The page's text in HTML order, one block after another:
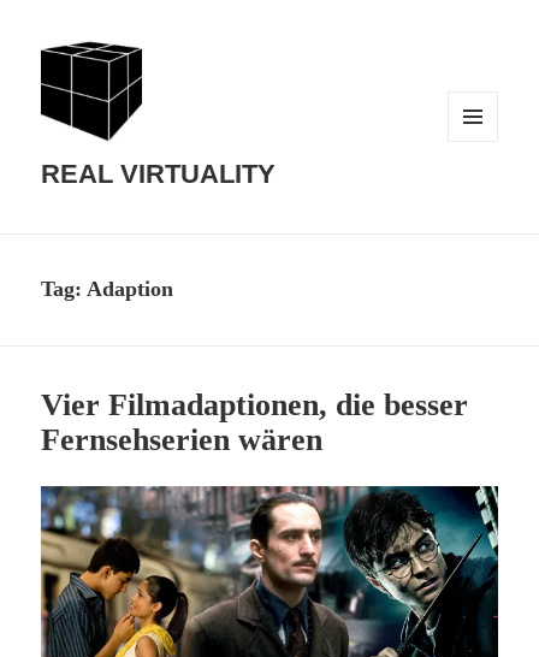
REAL VIRTUALITY
Tag:Adaption
Vier Filmadaptionen, die besser
Fernsehserien wären